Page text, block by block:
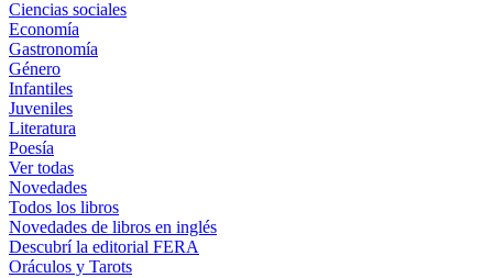
Ciencias sociales
Economía
Gastronomía
Género
Infantiles
Juveniles
Literatura
Poesía
Ver todas
Novedades
Todos los libros
Novedades de libros en inglés
Descubrí la editorial FERA
Oráculos y Tarots